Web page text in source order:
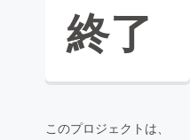
終了
このプロジェクトは、